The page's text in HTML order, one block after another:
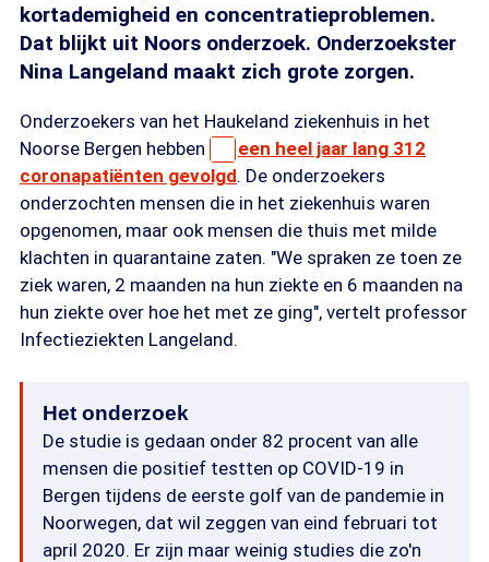
kortademigheid en concentratieproblemen.
Dat blijkt uit Noors onderzoek. Onderzoekster
Nina Langeland maakt zich grote zorgen.
Onderzoekers van het Haukeland ziekenhuis in het
Noorse Bergen hebben
een heel jaar lang 312
coronapatiënten gevolgd. De onderzoekers
onderzochten mensen die in het ziekenhuis waren
opgenomen, maar ook mensen die thuis met milde
klachten in quarantaine zaten. "We spraken ze toen ze
ziek waren, 2 maanden na hun ziekte en 6 maanden na
hun ziekte over hoe het met ze ging", vertelt professor
Infectieziekten Langeland.
Het onderzoek
De studie is gedaan onder 82 procent van alle
mensen die positief testten op COVID-19 in
Bergen tijdens de eerste golf van de pandemie in
Noorwegen, dat wil zeggen van eind februari tot
april 2020. Er zijn maar weinig studies die zo'n